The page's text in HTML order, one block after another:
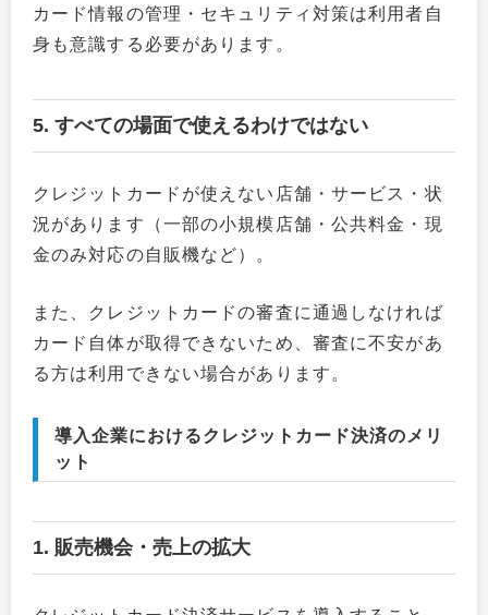
カード情報の管理・セキュリティ対策は利用者自
身も意識する必要があります。
5. すべての場面で使えるわけではない
クレジットカードが使えない店舗・サービス・状
況があります（一部の小規模店舗・公共料金・現
金のみ対応の自販機など）。
また、クレジットカードの審査に通過しなければ
カード自体が取得できないため、審査に不安があ
る方は利用できない場合があります。
導入企業におけるクレジットカード決済のメリ
ット
1. 販売機会・売上の拡大